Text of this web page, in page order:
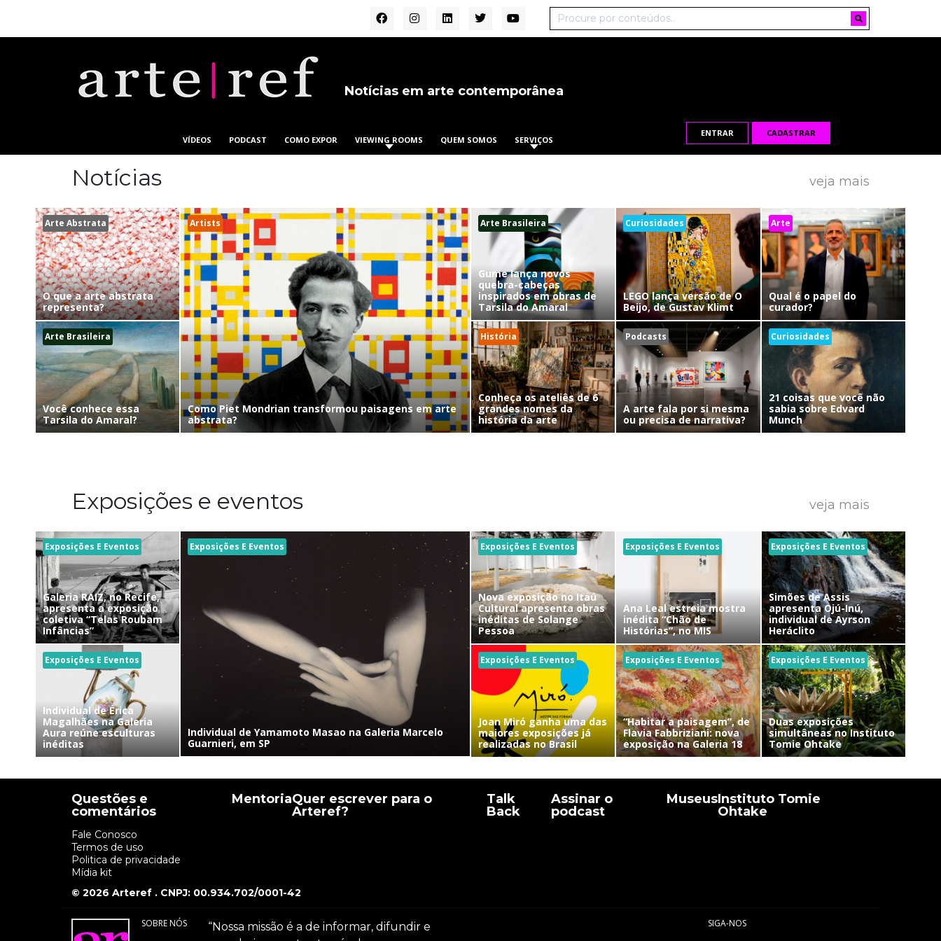
Notícias em arte contemporânea
VÍDEOS PODCAST COMO EXPOR VIEWING ROOMS QUEM SOMOS SERVIÇOS
ENTRAR CADASTRAR
Notícias veja mais
Arte Abstrata
O que a arte abstrata
representa?
Arte Brasileira
Você conhece essa
Tarsila do Amaral?
Artists
Como Piet Mondrian transformou paisagens em arte
abstrata?
Arte Brasileira
Gume lança novos
quebra-cabeças
inspirados em obras de
Tarsila do Amaral
Curiosidades
LEGO lança versão de O
Beijo, de Gustav Klimt
Arte
Qual é o papel do
curador?
História
Conheça os ateliês de 6
grandes nomes da
história da arte
Podcasts
A arte fala por si mesma
ou precisa de narrativa?
Curiosidades
21 coisas que você não
sabia sobre Edvard
Munch
Exposições e eventos veja mais
Exposições E Eventos
Galeria RAIZ, no Recife,
apresenta a exposição
coletiva “Telas Roubam
Infâncias”
Exposições E Eventos
Individual de Érica
Magalhães na Galeria
Aura reúne esculturas
inéditas
Exposições E Eventos
Individual de Yamamoto Masao na Galeria Marcelo
Guarnieri, em SP
Exposições E Eventos
Nova exposição no Itaú
Cultural apresenta obras
inéditas de Solange
Pessoa
Exposições E Eventos
Ana Leal estreia mostra
inédita “Chão de
Histórias”, no MIS
Exposições E Eventos
Simões de Assis
apresenta Ojú-Inú,
individual de Ayrson
Heráclito
Exposições E Eventos
Joan Miró ganha uma das
maiores exposições já
realizadas no Brasil
Exposições E Eventos
“Habitar a paisagem”, de
Flavia Fabbriziani: nova
exposição na Galeria 18
Exposições E Eventos
Duas exposições
simultâneas no Instituto
Tomie Ohtake
Questões e
comentários
Fale Conosco
Termos de uso
Politica de privacidade
Mídia kit
MentoriaQuer escrever para o
Arteref?
Talk
Back
Assinar o
podcast
MuseusInstituto Tomie
Ohtake
© 2026 Arteref . CNPJ: 00.934.702/0001-42
SOBRE NÓS
“Nossa missão é a de informar, difundir e
SIGA-NOS